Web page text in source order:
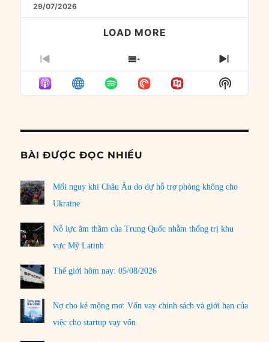
29/07/2026
LOAD MORE
PREVIOUS
EPISODE
SHOW
EPISODES
LIST
NEXT
Show
Podcast
BÀI ĐƯỢC ĐỌC NHIỀU
Mối nguy khi Châu Âu do dự hỗ trợ phòng không cho
Ukraine
Nỗ lực âm thầm của Trung Quốc nhằm thống trị khu
vực Mỹ Latinh
Thế giới hôm nay: 05/08/2026
Nợ cho kẻ mộng mơ: Vốn vay chính sách và giới hạn của
việc cho startup vay vốn